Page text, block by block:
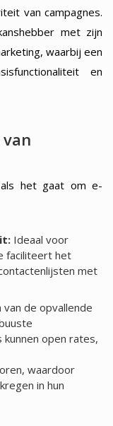
van campagnes.
met zijn
waarbij een
en
het gaat om e-
Ideaal voor
faciliteert het
met
de opvallende
kunnen open rates,
waardoor
in hun